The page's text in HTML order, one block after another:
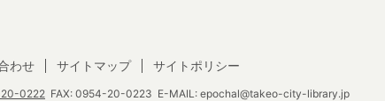
0222 FAX: 0954-20-0223 E-MAIL: epochal@takeo-city-library.jp
わせ サイトマップ サイトポリシー